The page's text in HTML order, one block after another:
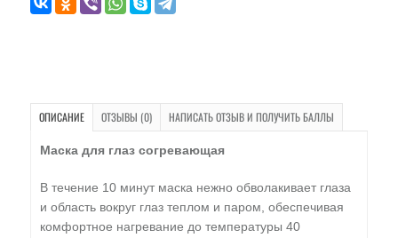
ОПИСАНИЕ ОТЗЫВЫ (0) НАПИСАТЬ ОТЗЫВ И ПОЛУЧИТЬ БАЛЛЫ
Маска для глаз согревающая
В течение 10 минут маска нежно обволакивает глаза
и область вокруг глаз теплом и паром, обеспечивая
комфортное нагревание до температуры 40